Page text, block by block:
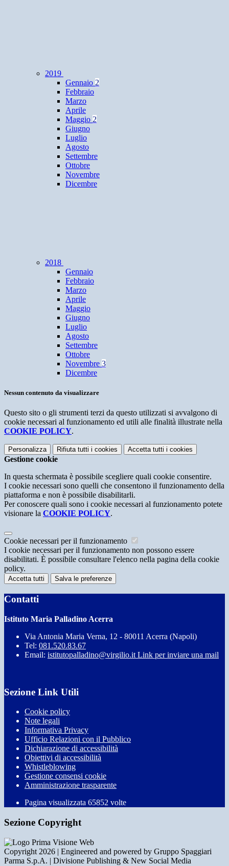
2019
Gennaio 2
Febbraio
Marzo
Aprile
Maggio 2
Giugno
Luglio
Agosto
Settembre
Ottobre
Novembre
Dicembre
2018
Gennaio
Febbraio
Marzo
Aprile
Maggio
Giugno
Luglio
Agosto
Settembre
Ottobre
Novembre 3
Dicembre
Nessun contenuto da visualizzare
Questo sito o gli strumenti terzi da questo utilizzati si avvalgono di
cookie necessari al funzionamento ed utili alle finalità illustrate nella
COOKIE POLICY.
Personalizza Rifiuta tutti i cookies Accetta tutti i cookies
Gestione cookie
In questa schermata è possibile scegliere quali cookie consentire.
I cookie necessari sono quelli che consentono il funzionamento della
piattaforma e non è possibile disabilitarli.
Per conoscere quali sono i cookie necessari al funzionamento potete
visionare la COOKIE POLICY.
Cookie necessari per il funzionamento
I cookie necessari per il funzionamento non possono essere
disabilitati. È possibile consultare l'elenco nella pagina della cookie
policy.
Accetta tutti Salva le preferenze
Contatti
Istituto Maria Palladino Acerra
Via Antonia Maria Verna, 12 - 80011 Acerra (Napoli)
Tel: 081.520.83.67
Email: istitutopalladino@virgilio.it Link per inviare una mail
Sezione Link Utili
Cookie policy
Note legali
Informativa Privacy
Ufficio Relazioni con il Pubblico
Dichiarazione di accessibilità
Obiettivi di accessibilità
Whistleblowing
Gestione consensi cookie
Amministrazione trasparente
Pagina visualizzata 65852 volte
Sezione Copyright
Copyright 2026 | Engineered and powered by Gruppo Spaggiari
Parma S.p.A. | Divisione Publishing & New Social Media